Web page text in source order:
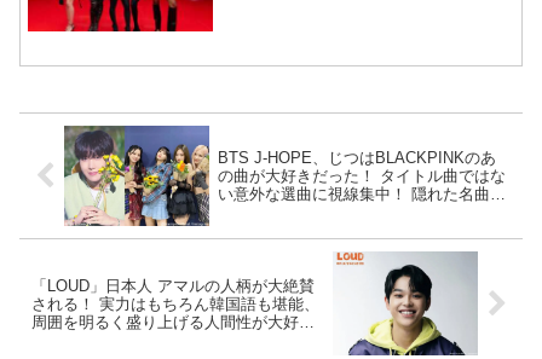
BTS J-HOPE、じつはBLACKPINKのあ
の曲が大好きだった！ タイトル曲ではな
い意外な選曲に視線集中！ 隠れた名曲と
「LOUD」日本人 アマルの人柄が大絶賛
される！ 実力はもちろん韓国語も堪能、
周囲を明るく盛り上げる人間性が大好